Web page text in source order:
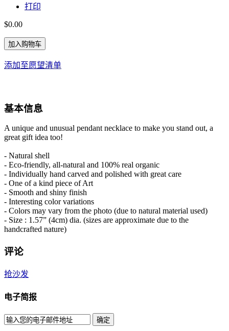
打印
$0.00
加入购物车
添加至愿望清单
基本信息
A unique and unusual pendant necklace to make you stand out, a
great gift idea too!
- Natural shell
- Eco-friendly, all-natural and 100% real organic
- Individually hand carved and polished with great care
- One of a kind piece of Art
- Smooth and shiny finish
- Interesting color variations
- Colors may vary from the photo (due to natural material used)
- Size : 1.57” (4cm) dia. (sizes are approximate due to the
handcrafted nature)
评论
抢沙发
电子简报
确定